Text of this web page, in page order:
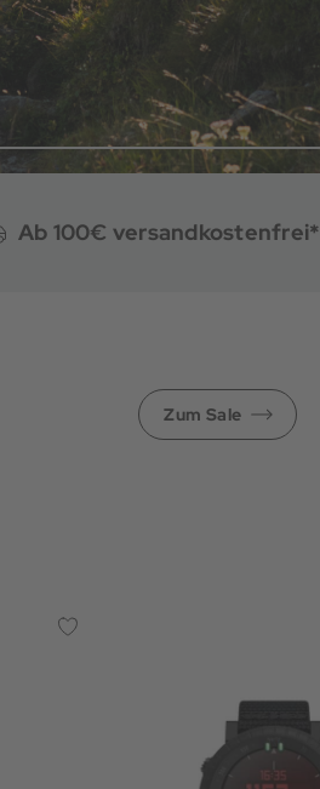
Ab 100€ versandkostenfrei*
Zum Sale